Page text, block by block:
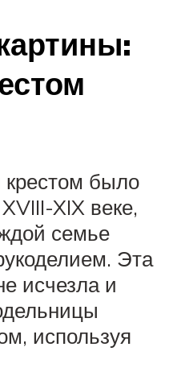
было
XIX веке,
семье
Эта
исчезла и
используя